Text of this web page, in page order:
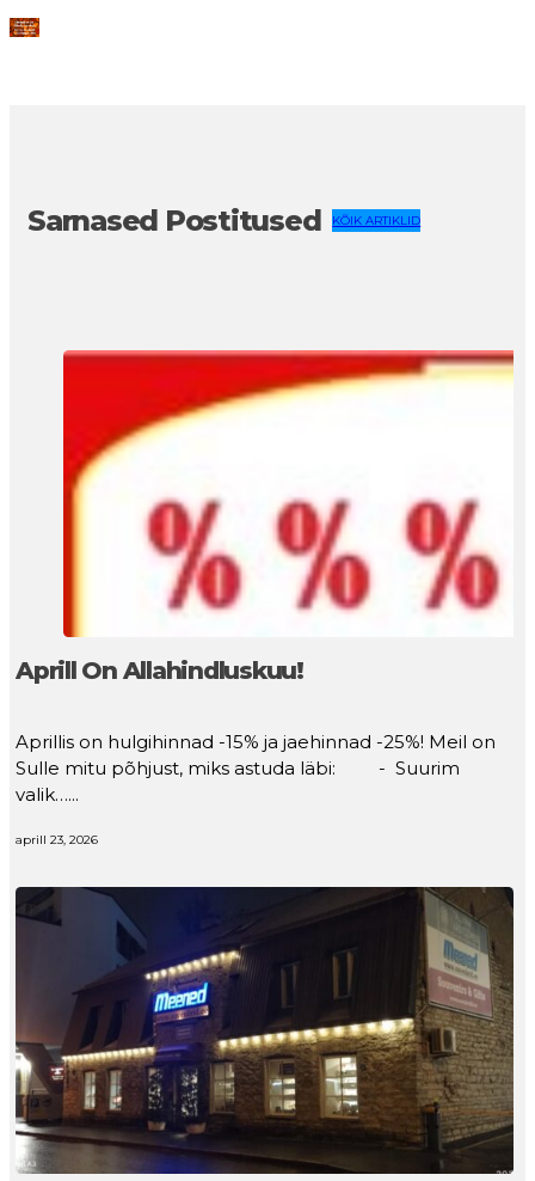
Sarnased Postitused KÕIK ARTIKLID
Aprill On Allahindluskuu!
Aprillis on hulgihinnad -15% ja jaehinnad -25%! Meil on
Sulle mitu põhjust, miks astuda läbi: - Suurim
valik…...
aprill 23, 2026